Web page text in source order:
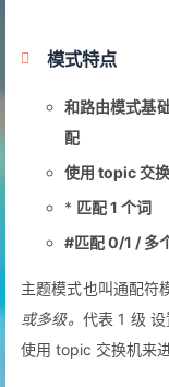
模式特点
和路由模式基
配
使用 topic 交
* 匹配 1 个词
#匹配 0/1 / 多
主题模式也叫通配符
或多级。 代表 1 级
使用 topic 交换机来